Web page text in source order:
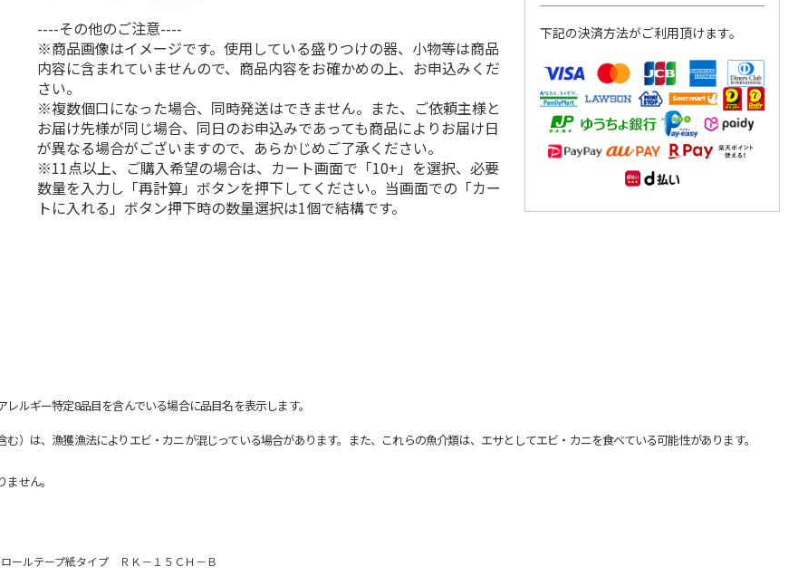
----その他のご注意----
※商品画像はイメージです。使用している盛りつけの器、小物等は商品
内容に含まれていませんので、商品内容をお確かめの上、お申込みくだ
さい。
※複数個口になった場合、同時発送はできません。また、ご依頼主様と
お届け先様が同じ場合、同日のお申込みであっても商品によりお届け日
が異なる場合がございますので、あらかじめご了承ください。
※11点以上、ご購入希望の場合は、カート画面で「10+」を選択、必要
数量を入力し「再計算」ボタンを押下してください。当画面での「カー
トに入れる」ボタン押下時の数量選択は1個で結構です。
下記の決済方法がご利用頂けます。
ルギー特定8品目を含んでいる場合に品目名を表示します。
は、漁獲漁法によりエビ・カニが混じっている場合があります。また、これらの魚介類は、エサとしてエビ・カニを食べている可能性があります。
せん。
ロールテープ紙タイプ ＲＫ－１５ＣＨ－Ｂ